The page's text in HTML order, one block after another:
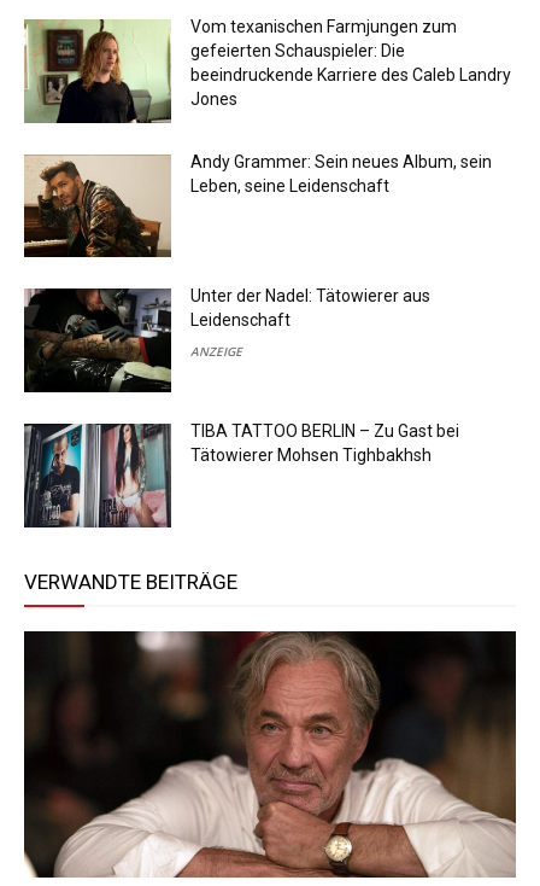
Vom texanischen Farmjungen zum
gefeierten Schauspieler: Die
beeindruckende Karriere des Caleb Landry
Jones
Andy Grammer: Sein neues Album, sein
Leben, seine Leidenschaft
Unter der Nadel: Tätowierer aus
Leidenschaft
ANZEIGE
TIBA TATTOO BERLIN – Zu Gast bei
Tätowierer Mohsen Tighbakhsh
VERWANDTE BEITRÄGE